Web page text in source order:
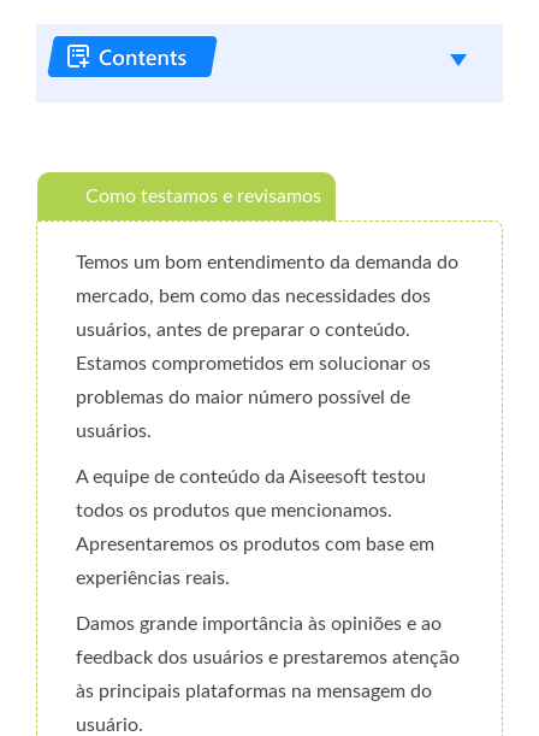
Como testamos e revisamos
Temos um bom entendimento da demanda do
mercado, bem como das necessidades dos
usuários, antes de preparar o conteúdo.
Estamos comprometidos em solucionar os
problemas do maior número possível de
usuários.
A equipe de conteúdo da Aiseesoft testou
todos os produtos que mencionamos.
Apresentaremos os produtos com base em
experiências reais.
Damos grande importância às opiniões e ao
feedback dos usuários e prestaremos atenção
às principais plataformas na mensagem do
usuário.